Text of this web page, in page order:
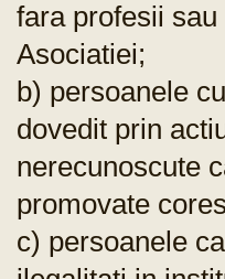
fara profesii
Asociatiei;
b) persoanele
dovedit prin
nerecunoscute
promovate
c) persoanele